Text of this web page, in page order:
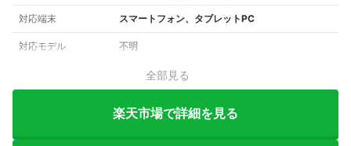
対応端末 スマートフォン、タブレットPC
対応モデル 不明
全部見る
楽天市場で詳細を見る